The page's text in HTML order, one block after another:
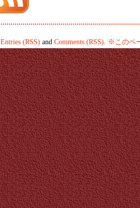
Entries (RSS) and Comments (RSS) ※このペ